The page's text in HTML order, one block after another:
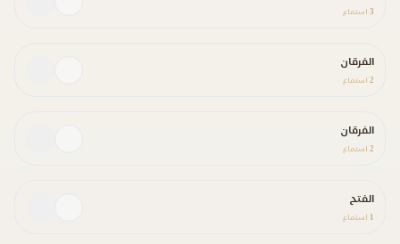
3 استماع
الفرقان
2 استماع
الفرقان
2 استماع
الفتح
1 استماع